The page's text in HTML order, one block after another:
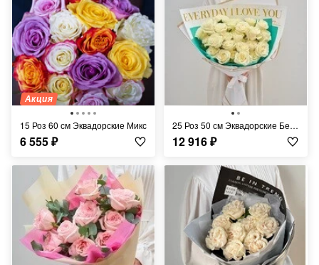
Акция
15 Роз 60 см Эквадорские Микс
6 555₽
25 Роз 50 см Эквадорские Белые
12 916₽